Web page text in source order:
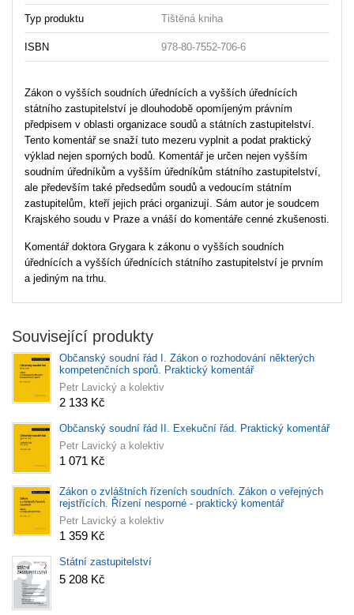
Typ produktu Tištěná kniha
ISBN 978-80-7552-706-6
Zákon o vyšších soudních úřednících a vyšších úřednících
státního zastupitelství je dlouhodobě opomíjeným právním
předpisem v oblasti organizace soudů a státních zastupitelství.
Tento komentář se snaží tuto mezeru vyplnit a podat praktický
výklad nejen sporných bodů. Komentář je určen nejen vyšším
soudním úředníkům a vyšším úředníkům státního zastupitelství,
ale především také předsedům soudů a vedoucím státním
zastupitelům, kteří jejich práci organizují. Sám autor je soudcem
Krajského soudu v Praze a vnáší do komentáře cenné zkušenosti.
Komentář doktora Grygara k zákonu o vyšších soudních
úřednících a vyšších úřednících státního zastupitelství je prvním
a jediným na trhu.
Související produkty
Občanský soudní řád I. Zákon o rozhodování některých
kompetenčních sporů. Praktický komentář
Petr Lavický a kolektiv
2 133 Kč
Občanský soudní řád II. Exekuční řád. Praktický komentář
Petr Lavický a kolektiv
1 071 Kč
Zákon o zvláštních řízeních soudních. Zákon o veřejných
rejstřících. Řízení nesporné - praktický komentář
Petr Lavický a kolektiv
1 359 Kč
Státní zastupitelství
5 208 Kč